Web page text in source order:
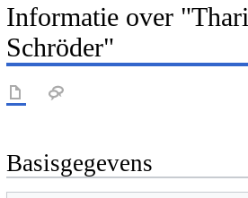
Informatie over "Thari
Schröder"
Basisgegevens